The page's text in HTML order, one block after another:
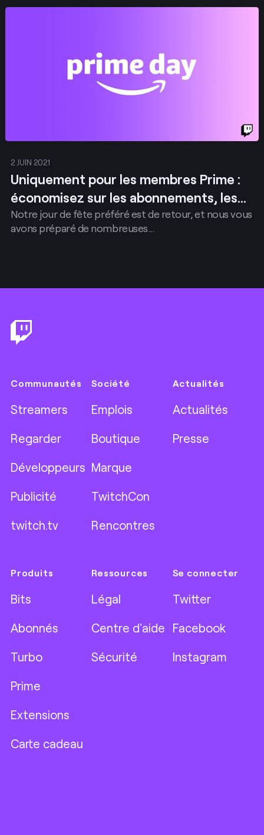
2 JUIN 2021
Uniquement pour les membres Prime :
économisez sur les abonnements, les
articles de la Loot Cave et bien plus
encore pour le Prime Day
Notre jour de fête préféré est de retour, et nous vous
avons préparé de nombreuses...
Communautés
Streamers
Regarder
Développeurs
Publicité
twitch.tv
Société
Emplois
Boutique
Marque
TwitchCon
Rencontres
Actualités
Actualités
Presse
Produits
Bits
Abonnés
Turbo
Prime
Extensions
Carte cadeau
Ressources
Légal
Centre d'aide
Sécurité
Se connecter
Twitter
Facebook
Instagram